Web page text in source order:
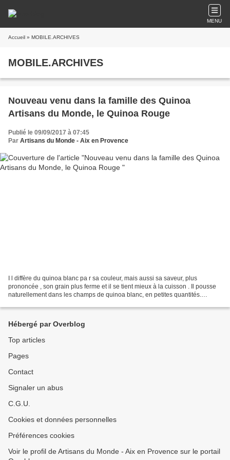
MENU
Accueil » MOBILE.ARCHIVES
MOBILE.ARCHIVES
Nouveau venu dans la famille des Quinoa
Artisans du Monde, le Quinoa Rouge
Publié le 09/09/2017 à 07:45
Par Artisans du Monde - Aix en Provence
I l diffère du quinoa blanc pa r sa couleur, mais aussi sa saveur, plus
prononcée , son grain plus ferme et il se tient mieux à la cuisson . Il pousse
naturellement dans les champs de quinoa blanc, en petites quantités.
Hébergé par Overblog
Top articles
Pages
Contact
Signaler un abus
C.G.U.
Cookies et données personnelles
Préférences cookies
Voir le profil de Artisans du Monde - Aix en Provence sur le portail